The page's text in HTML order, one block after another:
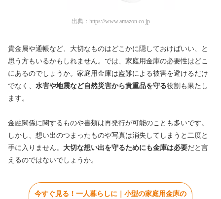
出典： https://www.amazon.co.jp
貴金属や通帳など、大切なものはどこかに隠しておけばいい、と
思う方もいるかもしれません。では、家庭用金庫の必要性はどこ
にあるのでしょうか。家庭用金庫は盗難による被害を避けるだけ
でなく、 水害や地震など自然災害から貴重品を守る役割も果たし
ます。
金融関係に関するものや書類は再発行が可能のことも多いです。
しかし、想い出のつまったものや写真は消失してしまうと二度と
手に入りません。 大切な想い出を守るためにも金庫は必要だと言
えるのではないでしょうか。
今すぐ見る！一人暮らしに｜小型の家庭用金庫の